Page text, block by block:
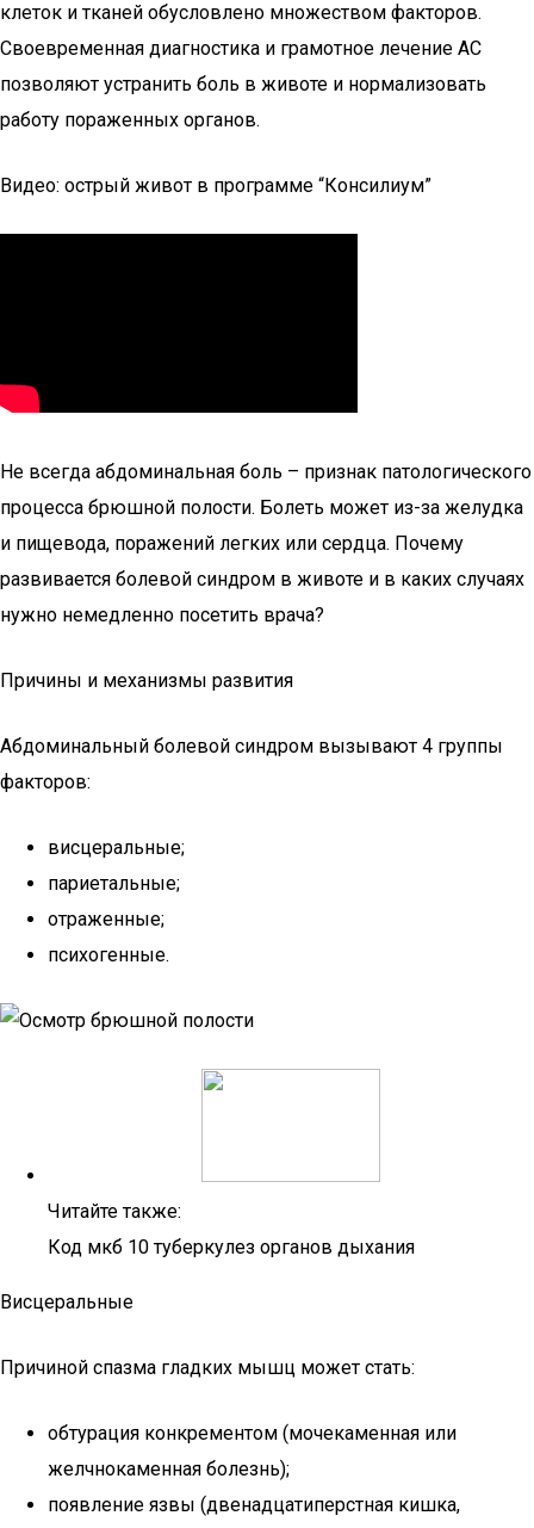
клеток и тканей обусловлено множеством факторов.
Своевременная диагностика и грамотное лечение АС
позволяют устранить боль в животе и нормализовать
работу пораженных органов.
Видео: острый живот в программе “Консилиум”
Не всегда абдоминальная боль – признак патологического
процесса брюшной полости. Болеть может из-за желудка
и пищевода, поражений легких или сердца. Почему
развивается болевой синдром в животе и в каких случаях
нужно немедленно посетить врача?
Причины и механизмы развития
Абдоминальный болевой синдром вызывают 4 группы
факторов:
висцеральные;
париетальные;
отраженные;
психогенные.
Читайте также:
Код мкб 10 туберкулез органов дыхания
Висцеральные
Причиной спазма гладких мышц может стать:
обтурация конкрементом (мочекаменная или
желчнокаменная болезнь);
появление язвы (двенадцатиперстная кишка,